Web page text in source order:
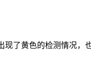
了黄色的检测情况，